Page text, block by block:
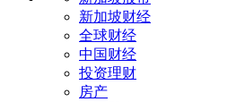
新加坡财经
全球财经
中国财经
投资理财
房产